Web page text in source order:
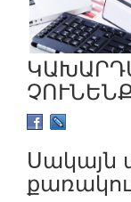
Սակայն